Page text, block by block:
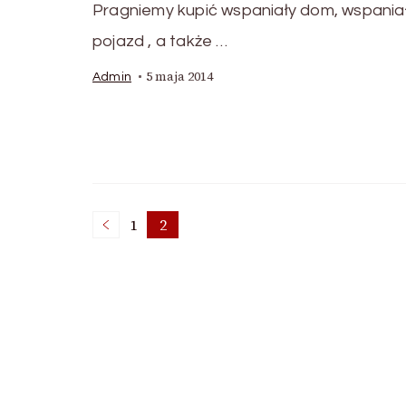
Pragniemy kupić wspaniały dom,
pojazd , a także …
Admin 5 maja 2014
Stronicowanie
Strona
1 Strona
2